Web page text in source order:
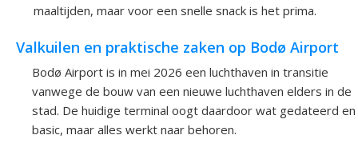
maaltijden, maar voor een snelle snack is het prima.
Valkuilen en praktische zaken op Bodø Airport
Bodø Airport is in mei 2026 een luchthaven in transitie
vanwege de bouw van een nieuwe luchthaven elders in de
stad. De huidige terminal oogt daardoor wat gedateerd en
basic, maar alles werkt naar behoren.